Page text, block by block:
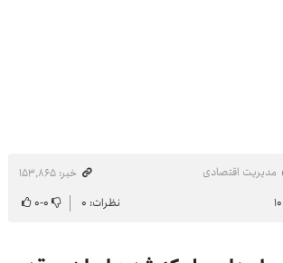
مدیریت اقتصادی
خبر: ۱۵۳٬۸۶۵
نظرات: ۰ ۰-۰